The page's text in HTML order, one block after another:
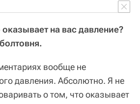
на вас давление?
вообще не
давления. Абсолютно. Я не
о том, что оказывает